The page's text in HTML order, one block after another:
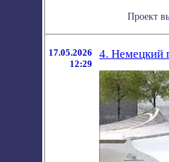
Проект
17.05.2026
12:29
4. Немецкий